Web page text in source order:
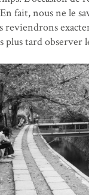
fait, nous ne le
reviendrons
plus tard observer